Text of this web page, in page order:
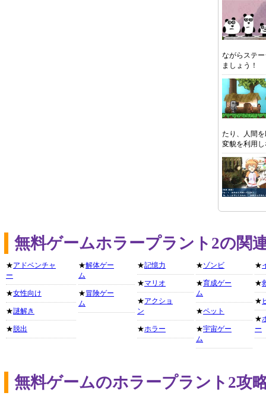
ながらステ
ましょう！
たり、人間
変貌を利用
無料ゲームホラープラント2の関
★アドベンチャ
ー
★女性向け
★謎解き
★ 脱出
★解体ゲー
ム
★冒険ゲー
ム
★記憶力
★マリオ
★アクショ
ン
★ホラー
★ゾンビ
★育成ゲー
ム
★ペット
★宇宙ゲー
ム
★
★
★
★
ー
無料ゲームのホラープラント2攻